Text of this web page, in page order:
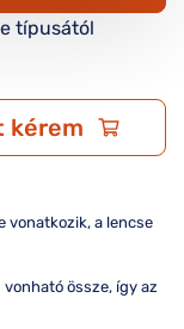
típusától
kérem
vonatkozik, a lencse
össze, így az